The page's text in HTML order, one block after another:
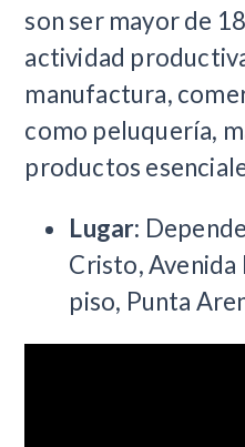
son ser mayor de
actividad
manufactura,
como peluquería,
productos
Lugar:
Cristo, Avenida
piso, Punta